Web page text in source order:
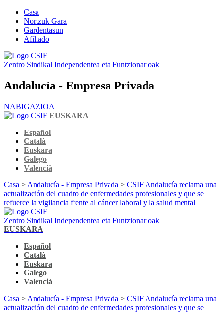
Casa
Nortzuk Gara
Gardentasun
Afiliado
Zentro Sindikal Independentea eta Funtzionarioak
Andalucía - Empresa Privada
NABIGAZIOA
EUSKARA
Español
Català
Euskara
Galego
Valencià
Casa > Andalucía - Empresa Privada > CSIF Andalucía reclama una
actualización del cuadro de enfermedades profesionales y que se
refuerce la vigilancia frente al cáncer laboral y la salud mental
Zentro Sindikal Independentea eta Funtzionarioak
EUSKARA
Español
Català
Euskara
Galego
Valencià
Casa > Andalucía - Empresa Privada > CSIF Andalucía reclama una
actualización del cuadro de enfermedades profesionales y que se